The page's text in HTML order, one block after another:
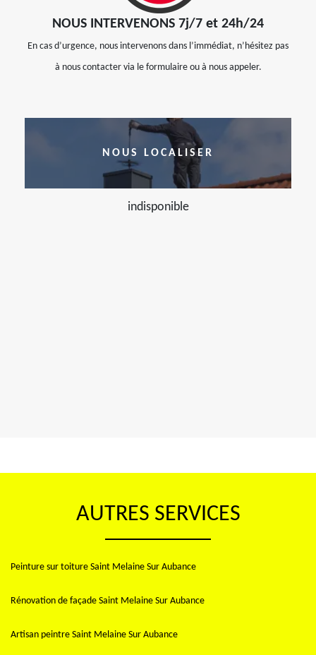
NOUS INTERVENONS 7j/7 et 24h/24
En cas d’urgence, nous intervenons dans l’immédiat, n’hésitez pas
à nous contacter via le formulaire ou à nous appeler.
NOUS LOCALISER
indisponible
AUTRES SERVICES
Peinture sur toiture Saint Melaine Sur Aubance
Rénovation de façade Saint Melaine Sur Aubance
Artisan peintre Saint Melaine Sur Aubance